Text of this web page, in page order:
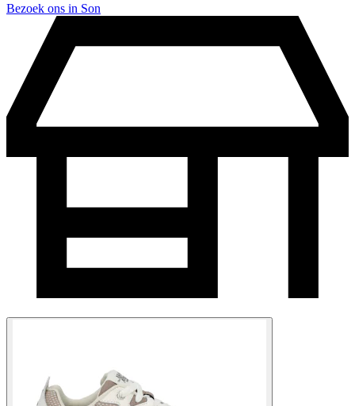
Bezoek ons in Son